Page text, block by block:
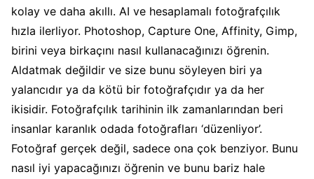
kolay ve daha akıllı. AI ve hesaplamalı fotoğrafçılık
hızla ilerliyor. Photoshop, Capture One, Affinity, Gimp,
birini veya birkaçını nasıl kullanacağınızı öğrenin.
Aldatmak değildir ve size bunu söyleyen biri ya
yalancıdır ya da kötü bir fotoğrafçıdır ya da her
ikisidir. Fotoğrafçılık tarihinin ilk zamanlarından beri
insanlar karanlık odada fotoğrafları ‘düzenliyor’.
Fotoğraf gerçek değil, sadece ona çok benziyor. Bunu
nasıl iyi yapacağınızı öğrenin ve bunu bariz hale